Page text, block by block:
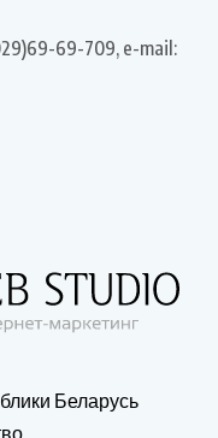
69-709, e-mail:
Беларусь